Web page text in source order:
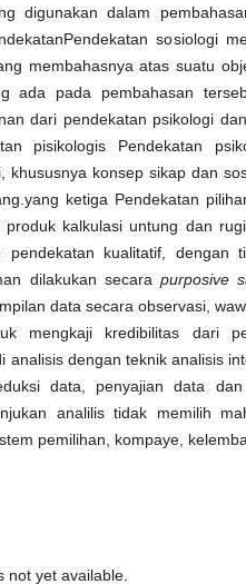
digunakan dalam
sosiologi
membahasnya atas suatu
ada pada pembahasan
dari pendekatan psikologi
pisikologis Pendekatan
khususnya konsep sikap dan
ketiga Pendekatan
produk kalkulasi untung dan
pendekatan kualitatif, dengan
dilakukan secarapurposive
data secara observasi,
mengkaji kredibilitas dari
analisis dengan teknik analisis
data, penyajian data dan
analilis tidak memilih
pemilihan, kompaye,
not yet available.